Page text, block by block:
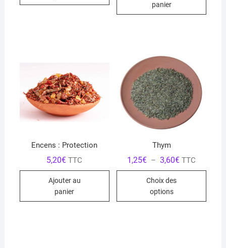
panier
Encens : Protection
5,20€ TTC
Ajouter au
panier
Thym
1,25€ – 3,60€Plage
TTC
Choix des
options
Ce